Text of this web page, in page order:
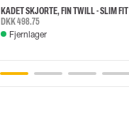
KADET SKJORTE, FIN TWILL - SLIM FIT
DKK 498.75
Fjernlager